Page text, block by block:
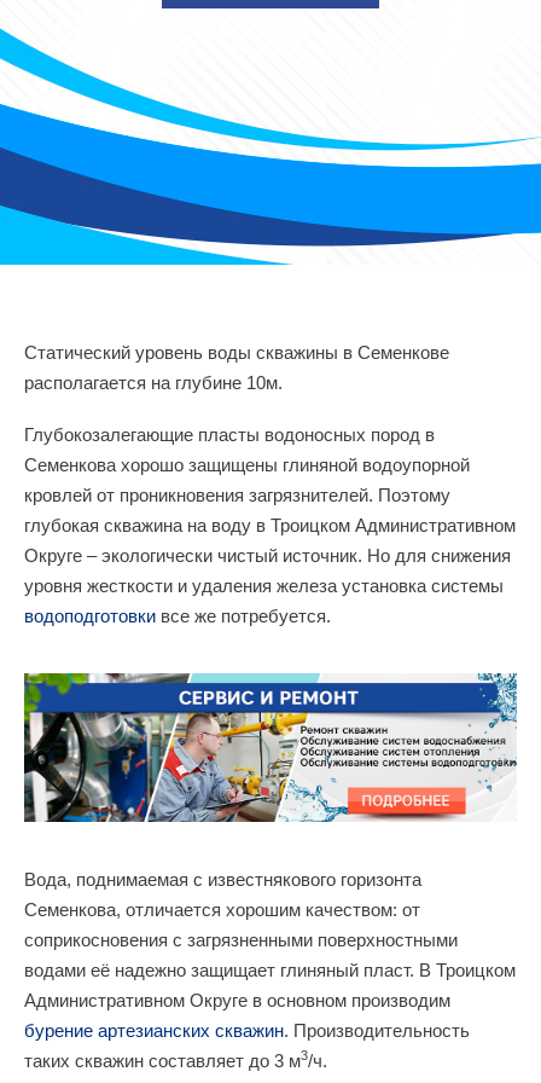
Статический уровень воды скважины в Семенкове
располагается на глубине 10м.
Глубокозалегающие пласты водоносных пород в
Семенкова хорошо защищены глиняной водоупорной
кровлей от проникновения загрязнителей. Поэтому
глубокая скважина на воду в Троицком Административном
Округе – экологически чистый источник. Но для снижения
уровня жесткости и удаления железа установка системы
водоподготовки все же потребуется.
Вода, поднимаемая с известнякового горизонта
Семенкова, отличается хорошим качеством: от
соприкосновения с загрязненными поверхностными
водами её надежно защищает глиняный пласт. В Троицком
Административном Округе в основном производим
бурение артезианских скважин. Производительность
таких скважин составляет до 3 м3/ч.